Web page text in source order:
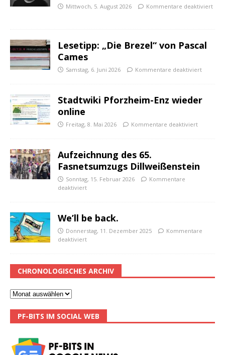
Mittwoch, 5. August 2026 Kommentare deaktiviert
Lesetipp: „Die Brezel“ von Pascal
Cames
Samstag, 6. Juni 2026 Kommentare deaktiviert
Stadtwiki Pforzheim-Enz wieder
online
Freitag, 8. Mai 2026 Kommentare deaktiviert
Aufzeichnung des 65.
Fasnetsumzugs Dillweißenstein
Sonntag, 15. Februar 2026
Kommentare
deaktiviert
We’ll be back.
Donnerstag, 11. Dezember 2025
Kommentare
deaktiviert
CHRONOLOGISCHES ARCHIV
PF-BITS IM SOCIAL WEB